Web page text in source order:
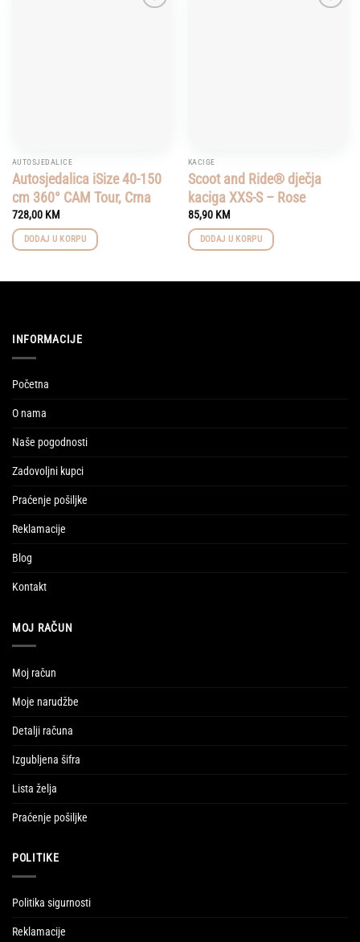
AUTOSJEDALICE
Autosjedalica iSize 40-150
cm 360° CAM Tour, Crna
728,00 KM
DODAJ U KORPU
KACIGE
Scoot and Ride® dječja
kaciga XXS-S – Rose
85,90 KM
DODAJ U KORPU
INFORMACIJE
Početna
O nama
Naše pogodnosti
Zadovoljni kupci
Praćenje pošiljke
Reklamacije
Blog
Kontakt
MOJ RAČUN
Moj račun
Moje narudžbe
Detalji računa
Izgubljena šifra
Lista želja
Praćenje pošiljke
POLITIKE
Politika sigurnosti
Reklamacije